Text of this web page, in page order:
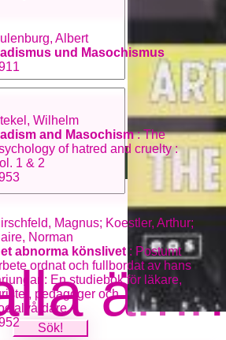
Albert
und Masochismus
Wilhelm
and Masochism: The
of hatred and cruelty :
1 & 2
Magnus; Koestler, Arthur;
Norman
abnorma könslivet : Postumt
ordnat och fullbordat av hans
: En studiebok för läkare,
pedagoger och